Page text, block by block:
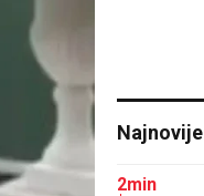
Najnovije
2min